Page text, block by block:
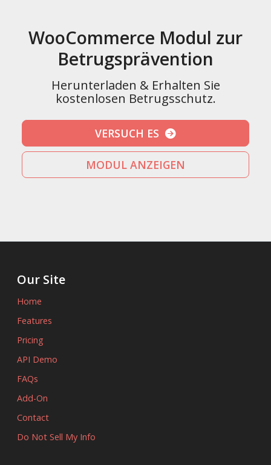
WooCommerce Modul zur
Betrugsprävention
Herunterladen & Erhalten Sie
kostenlosen Betrugsschutz.
VERSUCH ES
MODUL ANZEIGEN
Our Site
Home
Features
Pricing
API Demo
FAQs
Add-On
Contact
Do Not Sell My Info